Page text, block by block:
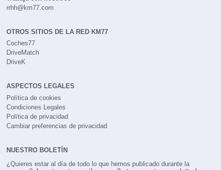
rrhh@km77.com
OTROS SITIOS DE LA RED KM77
Coches77
DriveMatch
DriveK
ASPECTOS LEGALES
Política de cookies
Condiciones Legales
Política de privacidad
Cambiar preferencias de privacidad
NUESTRO BOLETÍN
¿Quieres estar al día de todo lo que hemos publicado durante la